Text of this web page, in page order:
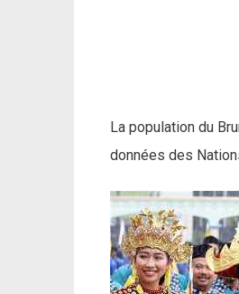
La population du
données des